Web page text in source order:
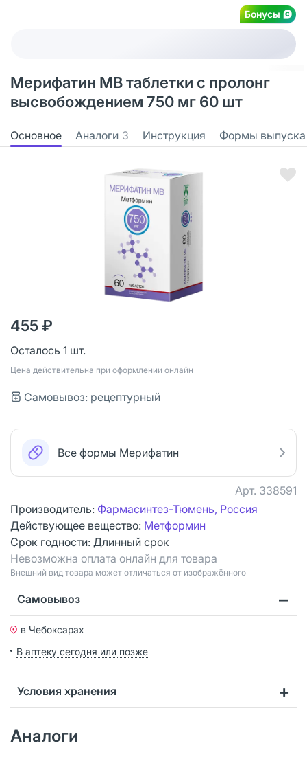
Бонусы
Мерифатин МВ таблетки с пролонг
высвобождением 750 мг 60 шт
Основное Аналоги 3 Инструкция Формы выпуска
455 ₽
Осталось 1 шт.
Цена действительна при оформлении онлайн
Самовывоз: рецептурный
Все формы Мерифатин
Арт. 338591
Производитель: Фармасинтез-Тюмень, Россия
Действующее вещество: Метформин
Срок годности: Длинный срок
Невозможна оплата онлайн для товара
Bнешний вид товара может отличаться от изображённого
Самовывоз
в Чебоксарах
В аптеку сегодня или позже
Условия хранения
Аналоги